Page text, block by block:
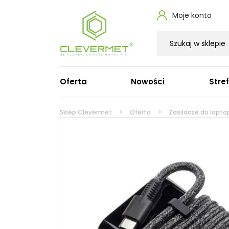
Moje konto
Oferta
Zasilacze do laptopa
Zasilacze do MacBooka Apple
Zasilacze do laptopa Acer
Zasilacze do laptopa Asus
Zasilacze do laptopa Microsoft
Zasilacze do laptopa Toshiba
Zasilacze do laptopa Fujitsu
Nowości
Sklep Clevermet Oferta Zasilacze do